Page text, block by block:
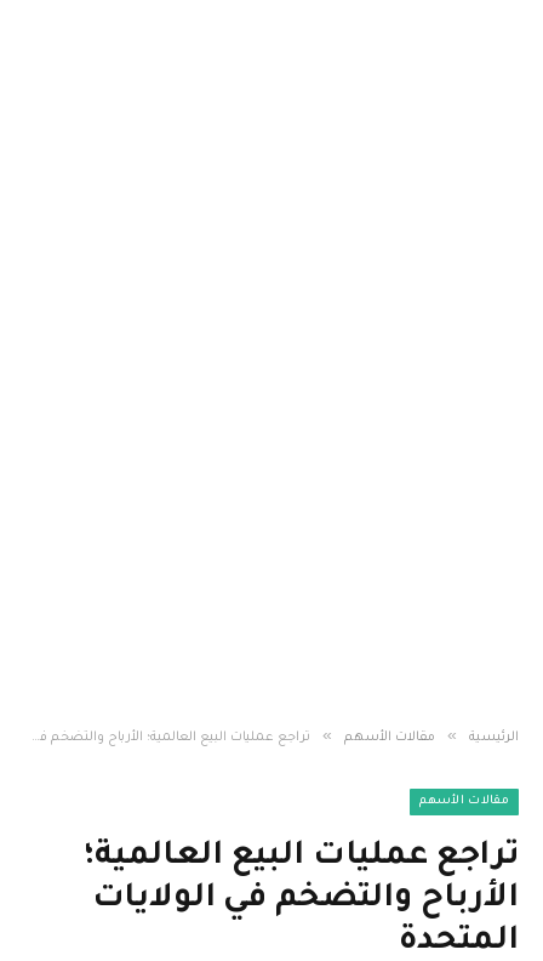
الرئيسية » مقالات الأسهم » تراجع عمليات البيع العالمية؛ الأرباح والتضخم في الولايات المتحدة
مقالات الأسهم
تراجع عمليات البيع العالمية؛
الأرباح والتضخم في الولايات
المتحدة